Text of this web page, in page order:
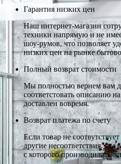
Гарантия низких цен
Наш интернет-магазин
техники напрямую и не
шоу-румов, что позволяет
низких цен на рынке
Полный возврат стоимости
Мы полностью вернем вам
соответстовать описанию
доставлен вовремя.
Возврат платежа по счету
Если товар не
другие несоответствия, мы
с которого производилась